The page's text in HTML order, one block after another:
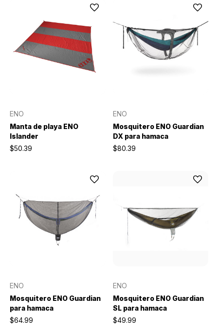
ENO
Manta de playa ENO
Islander
$50.39
ENO
Mosquitero ENO Guardian
DX para hamaca
$80.39
ENO
Mosquitero ENO Guardian
para hamaca
$64.99
ENO
Mosquitero ENO Guardian
SL para hamaca
$49.99